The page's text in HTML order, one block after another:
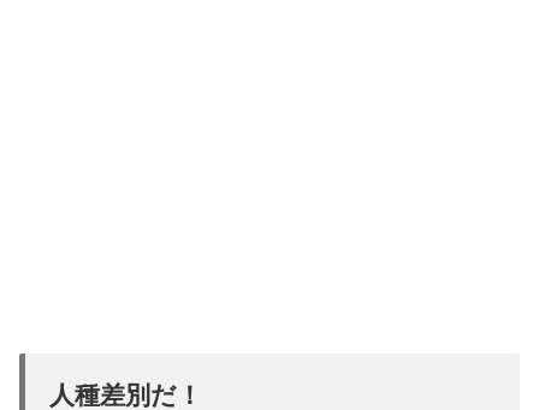
人種差別だ！